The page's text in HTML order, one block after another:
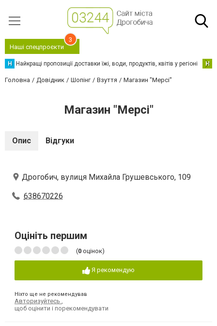
Наші спецпроєкти
3
Н Найкращі пропозиції доставки їжі, води, продуктів, квітів у регіоні Н
Головна Довідник Шопінг Взуття Магазин "Мерсі"
Магазин "Мерсі"
Опис Відгуки
Дрогобич, вулиця Михайла Грушевського, 109
638670226
Оцініть першим
(0 оцінок)
Я рекомендую
Ніхто ще не рекомендував
Авторизуйтесь
щоб оцінити і порекомендувати